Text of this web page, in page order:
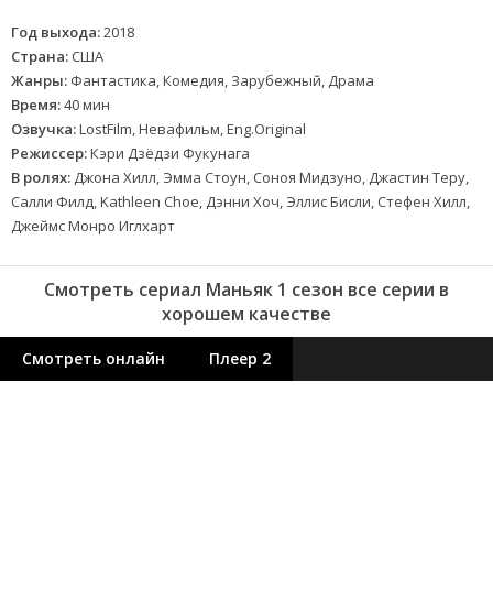
Год выхода:2018
Страна: США
Жанры: Фантастика, Комедия, Зарубежный, Драма
Время:40 мин
Озвучка:LostFilm, Невафильм, Eng.Original
Режиссер:Кэри Дзёдзи Фукунага
В ролях: Джона Хилл, Эмма Стоун, Соноя Мидзуно, Джастин Теру,
Салли Филд, Kathleen Choe, Дэнни Хоч, Эллис Бисли, Стефен Хилл,
Джеймс Монро Иглхарт
Смотреть сериал Маньяк 1 сезон все серии в
хорошем качестве
Смотреть онлайн Плеер 2